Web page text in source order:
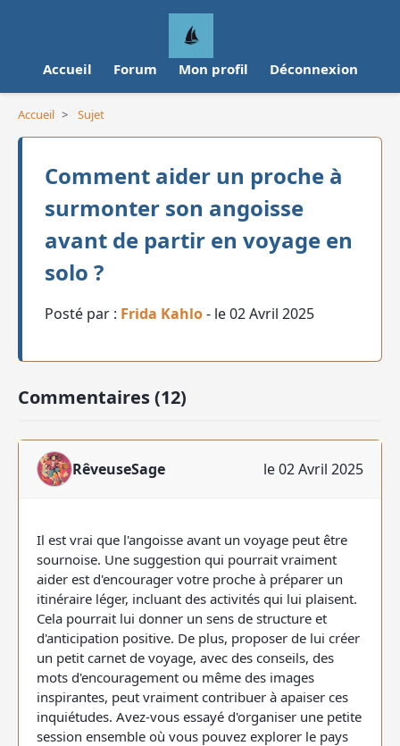
Accueil Forum Mon profil Déconnexion
Accueil > Sujet
Comment aider un proche à
surmonter son angoisse
avant de partir en voyage en
solo ?
Posté par : Frida Kahlo- le 02 Avril 2025
Commentaires (12)
RêveuseSage le 02 Avril 2025
Il est vrai que l'angoisse avant un voyage peut être
sournoise. Une suggestion qui pourrait vraiment
aider est d'encourager votre proche à préparer un
itinéraire léger, incluant des activités qui lui plaisent.
Cela pourrait lui donner un sens de structure et
d'anticipation positive. De plus, proposer de lui créer
un petit carnet de voyage, avec des conseils, des
mots d'encouragement ou même des images
inspirantes, peut vraiment contribuer à apaiser ces
inquiétudes. Avez-vous essayé d'organiser une petite
session ensemble où vous pouvez explorer le pays